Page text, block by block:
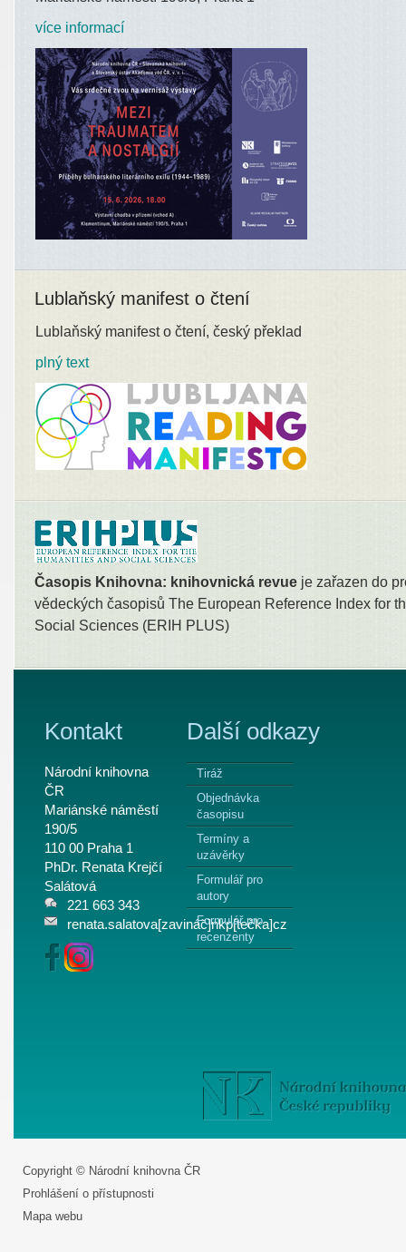
více informací
Lublaňský manifest o čtení
Lublaňský manifest o čtení, český překlad
plný text
Časopis Knihovna: knihovnická revue je zařazen do
vědeckých časopisů The European Reference Index for
Social Sciences (ERIH PLUS)
Kontakt
Národní knihovna
ČR
Mariánské náměstí
190/5
110 00 Praha 1
PhDr. Renata Krejčí
Salátová
221 663 343
renata.salatova[zavináč]nkp[tečka]cz
Další odkazy
Tiráž
Objednávka
časopisu
Termíny a
uzávěrky
Formulář pro
autory
Formulář pro
recenzenty
Copyright © Národní knihovna ČR
Prohlášení o přístupnosti
Mapa webu